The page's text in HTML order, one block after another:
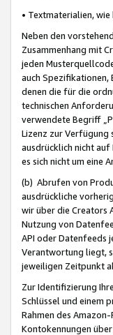
• Textmaterialien,
Neben den
Zusammenhang mit
jeden
auch Spezifikationen,
denen die für die
technischen
verwendete Begriff
Lizenz zur Verfügung
ausdrücklich nicht
es sich nicht um eine
(b) Abrufen von
ausdrückliche
wir über die Creators
Nutzung von
API oder Datenfeeds
Verantwortung liegt,
jeweiligen Zeitpunkt
Zur Identifizierung
Schlüssel und einem
Rahmen des
Kontokennungen